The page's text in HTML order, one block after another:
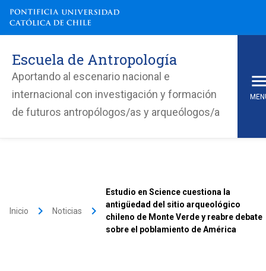
Escuela de Antropología
Aportando al escenario nacional e
internacional con investigación y formación
de futuros antropólogos/as y arqueólogos/a
Inicio keyboard_arrow_right Noticias keyboard_arrow_right
Estudio en Science cuestiona la
antigüedad del sitio arqueológico
chileno de Monte Verde y reabre debate
sobre el poblamiento de América